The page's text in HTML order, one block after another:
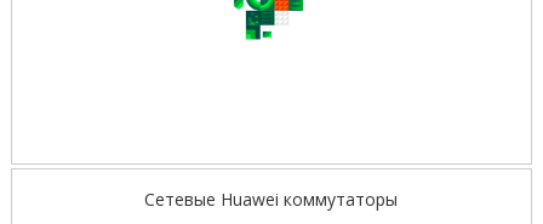
Сетевые Huawei коммутаторы